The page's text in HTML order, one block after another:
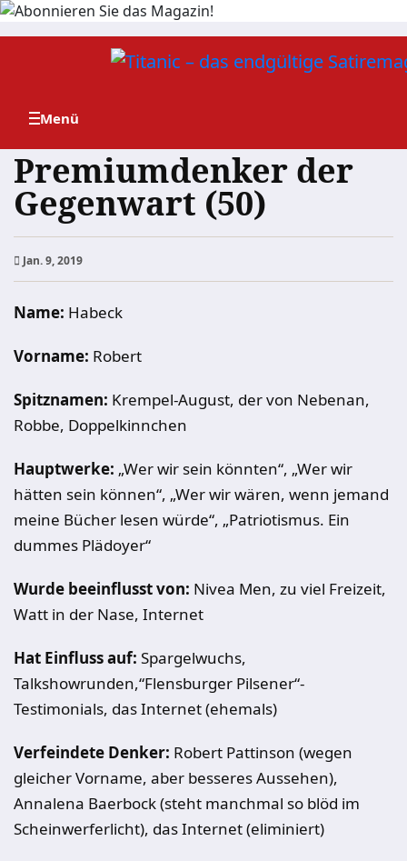
Zum
Premiumdenker der
Gegenwart (50)
Jan. 9, 2019
Name: Habeck
Vorname: Robert
Spitznamen: Krempel-August, der von Nebenan,
Robbe, Doppelkinnchen
Hauptwerke: „Wer wir sein könnten“, „Wer wir
hätten sein können“, „Wer wir wären, wenn jemand
meine Bücher lesen würde“, „Patriotismus. Ein
dummes Plädoyer“
Wurde beeinflusst von: Nivea Men, zu viel Freizeit,
Watt in der Nase, Internet
Hat Einfluss auf: Spargelwuchs,
Talkshowrunden,“Flensburger Pilsener“-
Testimonials, das Internet (ehemals)
Verfeindete Denker: Robert Pattinson (wegen
gleicher Vorname, aber besseres Aussehen),
Annalena Baerbock (steht manchmal so blöd im
Scheinwerferlicht), das Internet (eliminiert)